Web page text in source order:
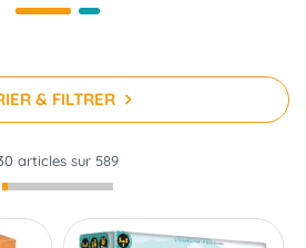
& FILTRER
articles sur 589